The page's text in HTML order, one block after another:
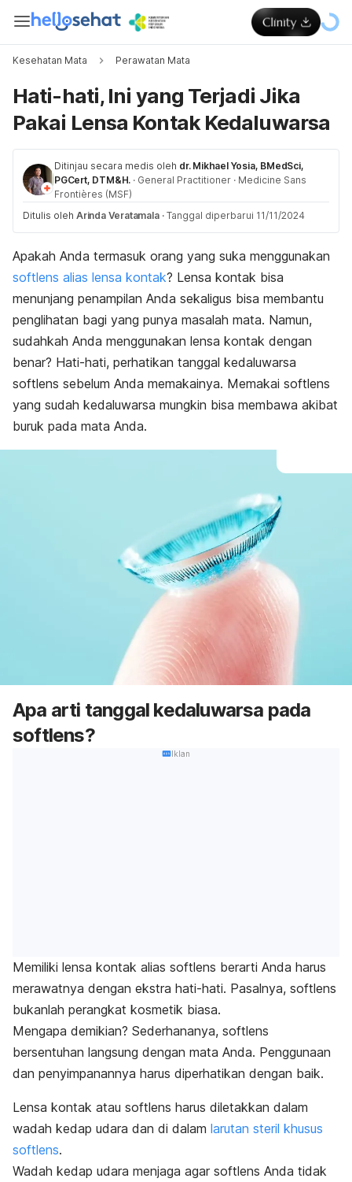
Kesehatan Mata Perawatan Mata
Hati-hati, Ini yang Terjadi Jika
Pakai Lensa Kontak Kedaluwarsa
Ditinjau secara medis oleh dr. Mikhael Yosia, BMedSci,
PGCert, DTM&H. · General Practitioner · Medicine Sans
Frontières (MSF)
Ditulis oleh Arinda Veratamala · Tanggal diperbarui 11/11/2024
Apakah Anda termasuk orang yang suka menggunakan
softlens alias lensa kontak? Lensa kontak bisa
menunjang penampilan Anda sekaligus bisa membantu
penglihatan bagi yang punya masalah mata. Namun,
sudahkah Anda menggunakan lensa kontak dengan
benar? Hati-hati, perhatikan tanggal kedaluwarsa
softlens sebelum Anda memakainya. Memakai softlens
yang sudah kedaluwarsa mungkin bisa membawa akibat
buruk pada mata Anda.
Apa arti tanggal kedaluwarsa pada
softlens?
Iklan
Memiliki lensa kontak alias softlens berarti Anda harus
merawatnya dengan ekstra hati-hati. Pasalnya, softlens
bukanlah perangkat kosmetik biasa.
Mengapa demikian? Sederhananya, softlens
bersentuhan langsung dengan mata Anda. Penggunaan
dan penyimpanannya harus diperhatikan dengan baik.
Lensa kontak atau softlens harus diletakkan dalam
wadah kedap udara dan di dalam larutan steril khusus
softlens.
Wadah kedap udara menjaga agar softlens Anda tidak